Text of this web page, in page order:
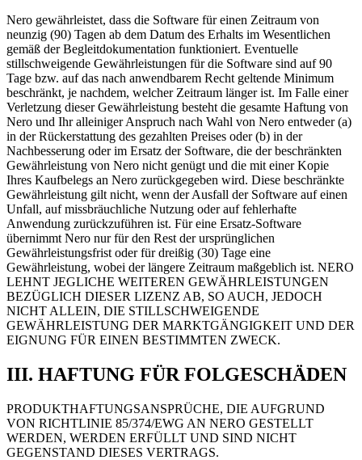
Nero gewährleistet, dass die Software für einen Zeitraum von
neunzig (90) Tagen ab dem Datum des Erhalts im Wesentlichen
gemäß der Begleitdokumentation funktioniert. Eventuelle
stillschweigende Gewährleistungen für die Software sind auf 90
Tage bzw. auf das nach anwendbarem Recht geltende Minimum
beschränkt, je nachdem, welcher Zeitraum länger ist. Im Falle einer
Verletzung dieser Gewährleistung besteht die gesamte Haftung von
Nero und Ihr alleiniger Anspruch nach Wahl von Nero entweder (a)
in der Rückerstattung des gezahlten Preises oder (b) in der
Nachbesserung oder im Ersatz der Software, die der beschränkten
Gewährleistung von Nero nicht genügt und die mit einer Kopie
Ihres Kaufbelegs an Nero zurückgegeben wird. Diese beschränkte
Gewährleistung gilt nicht, wenn der Ausfall der Software auf einen
Unfall, auf missbräuchliche Nutzung oder auf fehlerhafte
Anwendung zurückzuführen ist. Für eine Ersatz-Software
übernimmt Nero nur für den Rest der ursprünglichen
Gewährleistungsfrist oder für dreißig (30) Tage eine
Gewährleistung, wobei der längere Zeitraum maßgeblich ist. NERO
LEHNT JEGLICHE WEITEREN GEWÄHRLEISTUNGEN
BEZÜGLICH DIESER LIZENZ AB, SO AUCH, JEDOCH
NICHT ALLEIN, DIE STILLSCHWEIGENDE
GEWÄHRLEISTUNG DER MARKTGÄNGIGKEIT UND DER
EIGNUNG FÜR EINEN BESTIMMTEN ZWECK.
III. HAFTUNG FÜR FOLGESCHÄDEN
PRODUKTHAFTUNGSANSPRÜCHE, DIE AUFGRUND
VON RICHTLINIE 85/374/EWG AN NERO GESTELLT
WERDEN, WERDEN ERFÜLLT UND SIND NICHT
GEGENSTAND DIESES VERTRAGS.